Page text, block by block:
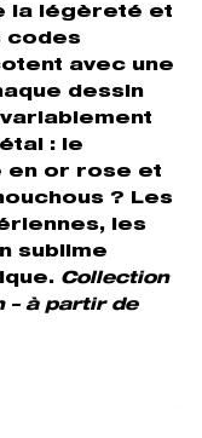
la légèreté et
codes
avec une
dessin
: le
en or rose et
? Les
les
sublime
Collection
– à partir de